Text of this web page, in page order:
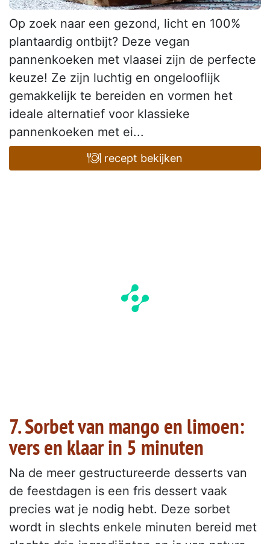
Op zoek naar een gezond, licht en 100%
plantaardig ontbijt? Deze vegan
pannenkoeken met vlaasei zijn de perfecte
keuze! Ze zijn luchtig en ongelooflijk
gemakkelijk te bereiden en vormen het
ideale alternatief voor klassieke
pannenkoeken met ei...
recept bekijken
7. Sorbet van mango en limoen:
vers en klaar in 5 minuten
Na de meer gestructureerde desserts van
de feestdagen is een fris dessert vaak
precies wat je nodig hebt. Deze sorbet
wordt in slechts enkele minuten bereid met